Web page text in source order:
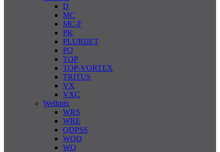
D
MC
MC-F
PK
PLURIJET
PQ
TOP
TOP-VORTEX
TRITUS
VX
VXC
Wellmix
WRS
WRE
QDPSS
WQD
WQ